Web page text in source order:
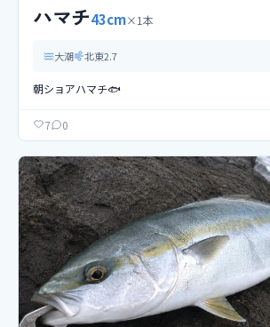
ハマチ43cm×1本
大潮 北東2.7
朝ショアハマチ🐟️
7 0